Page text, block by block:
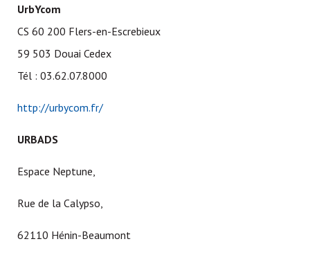
UrbYcom
CS 60 200 Flers-en-Escrebieux
59 503 Douai Cedex
Tél : 03.62.07.8000
http://urbycom.fr/
URBADS
Espace Neptune,
Rue de la Calypso,
62110 Hénin-Beaumont